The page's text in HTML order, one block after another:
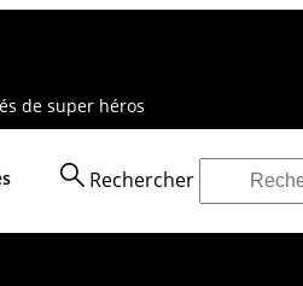
de super héros
Rechercher